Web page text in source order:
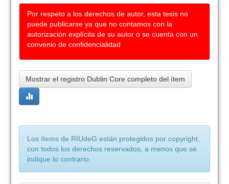
Por respeto a los derechos de autor, esta tesis no
puede publicarse ya que no contamos con la
autorización explícita de su autor o se cuenta con un
convenio de confidencialidad
Mostrar el registro Dublin Core completo del ítem
Los ítems de RIUdeG están protegidos por copyright,
con todos los derechos reservados, a menos que se
indique lo contrario.